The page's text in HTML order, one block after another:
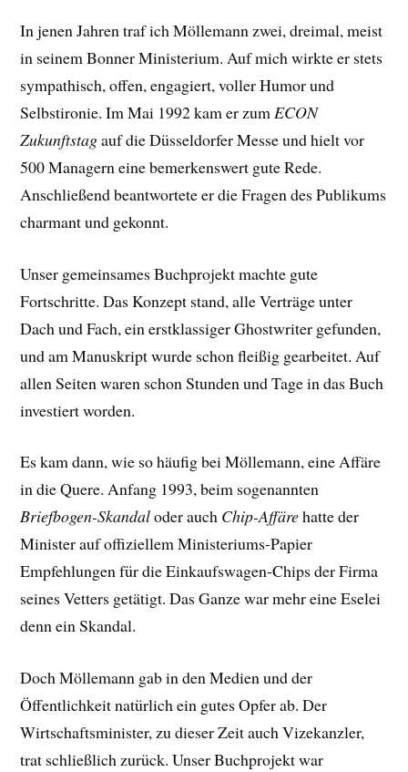
In jenen Jahren traf ich Möllemann zwei, dreimal, meist
in seinem Bonner Ministerium. Auf mich wirkte er stets
sympathisch, offen, engagiert, voller Humor und
Selbstironie. Im Mai 1992 kam er zumECON
Zukunftstagauf die Düsseldorfer Messe und hielt vor
500 Managern eine bemerkenswert gute Rede.
Anschließend beantwortete er die Fragen des Publikums
charmant und gekonnt.
Unser gemeinsames Buchprojekt machte gute
Fortschritte. Das Konzept stand, alle Verträge unter
Dach und Fach, ein erstklassiger Ghostwriter gefunden,
und am Manuskript wurde schon fleißig gearbeitet. Auf
allen Seiten waren schon Stunden und Tage in das Buch
investiert worden.
Es kam dann, wie so häufig bei Möllemann, eine Affäre
in die Quere. Anfang 1993, beim sogenannten
Briefbogen-Skandaloder auch Chip-Affärehatte der
Minister auf offiziellem Ministeriums-Papier
Empfehlungen für die Einkaufswagen-Chips der Firma
seines Vetters getätigt. Das Ganze war mehr eine Eselei
denn ein Skandal.
Doch Möllemann gab in den Medien und der
Öffentlichkeit natürlich ein gutes Opfer ab. Der
Wirtschaftsminister, zu dieser Zeit auch Vizekanzler,
trat schließlich zurück. Unser Buchprojekt war